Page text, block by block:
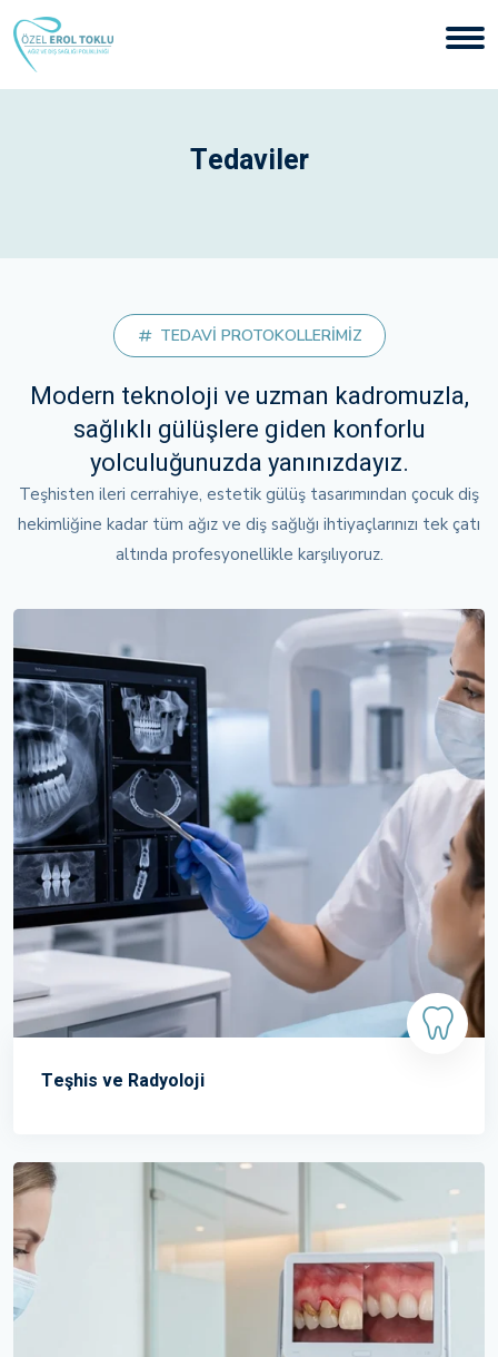
Tedaviler
TEDAVİ PROTOKOLLERİMİZ
Modern teknoloji ve uzman kadromuzla,
sağlıklı gülüşlere giden konforlu
yolculuğunuzda yanınızdayız.
Teşhisten ileri cerrahiye, estetik gülüş tasarımından çocuk diş
hekimliğine kadar tüm ağız ve diş sağlığı ihtiyaçlarınızı tek çatı
altında profesyonellikle karşılıyoruz.
Teşhis ve Radyoloji